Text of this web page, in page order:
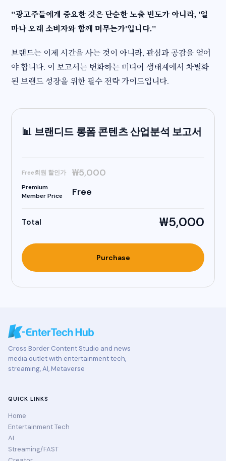
"광고주들에게 중요한 것은 단순한 노출 빈도가 아니라, '얼
마나 오래 소비자와 함께 머무는가'입니다."
브랜드는 이제 시간을 사는 것이 아니라, 관심과 공감을 얻어
야 합니다. 이 보고서는 변화하는 미디어 생태계에서 차별화
된 브랜드 성장을 위한 필수 전략 가이드입니다.
📊 브랜디드 롱폼 콘텐츠 산업분석 보고서
Free회원 할인가 ₩5,000
Premium
Member Price
Free
Total ₩5,000
Purchase
Cross Border Content Studio and news
media outlet with entertainment tech,
streaming, AI, Metaverse
QUICK LINKS
Home
Entertainment Tech
AI
Streaming/FAST